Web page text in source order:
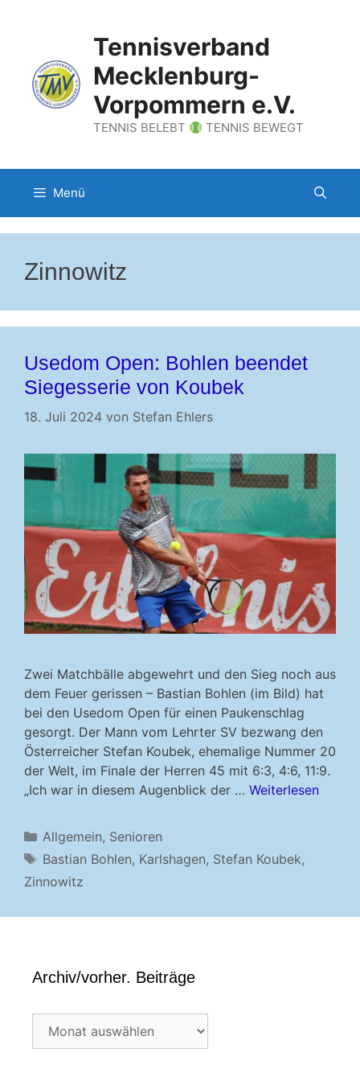
Tennisverband
Mecklenburg-
Vorpommern e.V.
TENNIS BELEBT TENNIS BEWEGT
Menü
Zinnowitz
Usedom Open: Bohlen beendet
Siegesserie von Koubek
18. Juli 2024 von Stefan Ehlers
Zwei Matchbälle abgewehrt und den Sieg noch aus
dem Feuer gerissen – Bastian Bohlen (im Bild) hat
bei den Usedom Open für einen Paukenschlag
gesorgt. Der Mann vom Lehrter SV bezwang den
Österreicher Stefan Koubek, ehemalige Nummer 20
der Welt, im Finale der Herren 45 mit 6:3, 4:6, 11:9.
„Ich war in diesem Augenblick der … Weiterlesen
Kategorien
Allgemein, Senioren
Schlagwörter
Bastian Bohlen, Karlshagen, Stefan Koubek,
Zinnowitz
Archiv/vorher. Beiträge
Beiträge